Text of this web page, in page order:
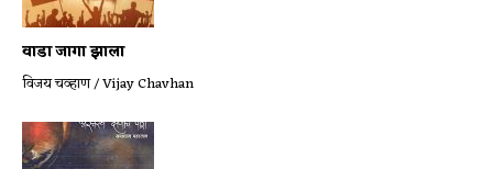
वाडा जागा झाला
विजय चव्हाण / Vijay Chavhan